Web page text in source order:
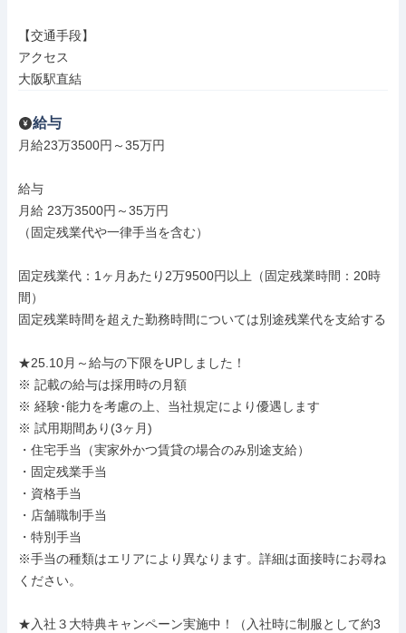
【交通手段】
アクセス
大阪駅直結
給与
月給23万3500円～35万円
給与
月給 23万3500円～35万円
（固定残業代や一律手当を含む）
固定残業代：1ヶ月あたり2万9500円以上（固定残業時間：20時
間）
固定残業時間を超えた勤務時間については別途残業代を支給する
★25.10月～給与の下限をUPしました！
※ 記載の給与は採用時の月額
※ 経験･能力を考慮の上、当社規定により優遇します
※ 試用期間あり(3ヶ月)
・住宅手当（実家外かつ賃貸の場合のみ別途支給）
・固定残業手当
・資格手当
・店舗職制手当
・特別手当
※手当の種類はエリアにより異なります。詳細は面接時にお尋ね
ください。
★入社３大特典キャンペーン実施中！（入社時に制服として約3